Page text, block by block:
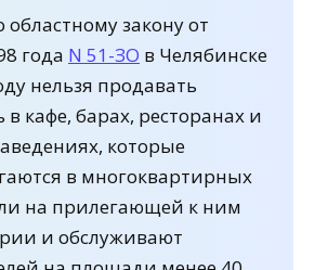
областному закону от
года N 51-ЗО в Челябинске
нельзя продавать
в кафе, барах, ресторанах и
которые
в многоквартирных
на прилегающей к ним
и обслуживают